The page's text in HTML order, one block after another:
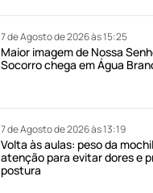
7 de Agosto de 2026 às 15:25
Maior imagem de Nossa
Socorro chega em Água
7 de Agosto de 2026 às 13:19
Volta às aulas: peso da
atenção para evitar dores e
postura